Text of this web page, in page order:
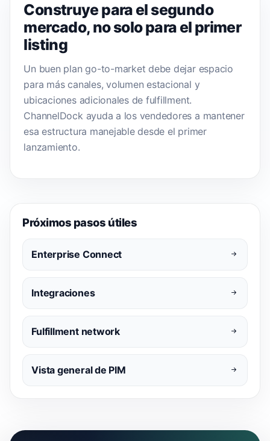
Construye para el segundo
mercado, no solo para el primer
listing
Un buen plan go-to-market debe dejar espacio
para más canales, volumen estacional y
ubicaciones adicionales de fulfillment.
ChannelDock ayuda a los vendedores a mantener
esa estructura manejable desde el primer
lanzamiento.
Próximos pasos útiles
Enterprise Connect
Integraciones
Fulfillment network
Vista general de PIM